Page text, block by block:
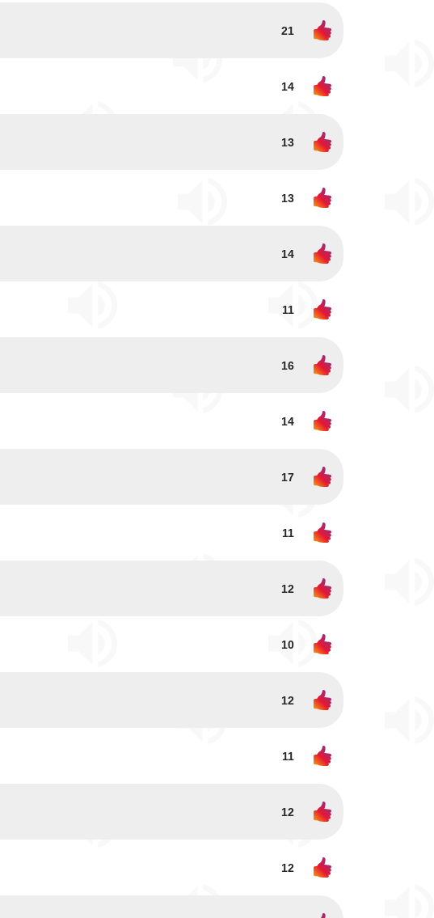
21
14
13
13
14
11
16
14
17
11
12
10
12
11
12
12